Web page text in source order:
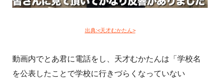
出典:<天才むかたん>
動画内でとあ君に電話をし、天才むかたんは「学校名
を公表したことで学校に行きづらくなっていない